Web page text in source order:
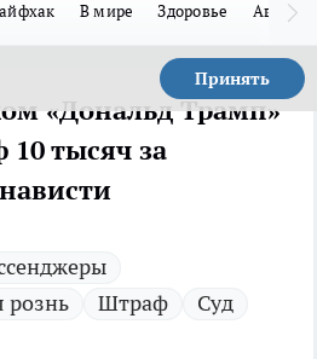
В мире Здоровье Авто
Принять
«Дональд Трамп»
тысяч за
рознь
Штраф Суд